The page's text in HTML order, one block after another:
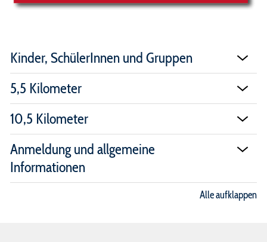
Kinder, SchülerInnen und Gruppen
5,5 Kilometer
10,5 Kilometer
Anmeldung und allgemeine
Informationen
Alle aufklappen